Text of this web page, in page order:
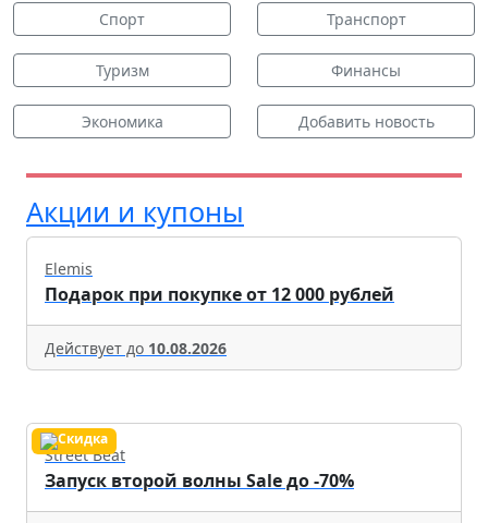
Спорт Транспорт
Туризм Финансы
Экономика Добавить новость
Акции и купоны
Elemis
Подарок при покупке от 12 000 рублей
Действует до 10.08.2026
Street Beat
Запуск второй волны Sale до -70%